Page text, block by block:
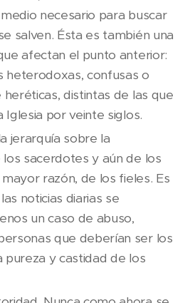
necesario para buscar
salven. Ésta es también una
afectan el punto anterior:
heterodoxas, confusas o
distintas de las que
Iglesia por veinte siglos.
jerarquía sobre la
sacerdotes y aún de los
razón, de los fieles. Es
noticias diarias se
un caso de abuso,
que deberían ser los
pureza y castidad de los